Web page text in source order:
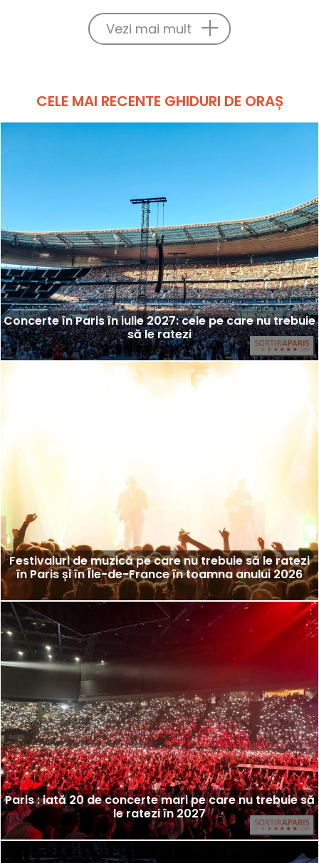
Vezi mai mult
CELE MAI RECENTE GHIDURI DE ORAȘ
Concerte în Paris în iulie 2027: cele pe care nu trebuie
să le ratezi
Festivaluri de muzică pe care nu trebuie să le ratezi
în Paris și în Île-de-France în toamna anului 2026
Paris : iată 20 de concerte mari pe care nu trebuie să
le ratezi în 2027